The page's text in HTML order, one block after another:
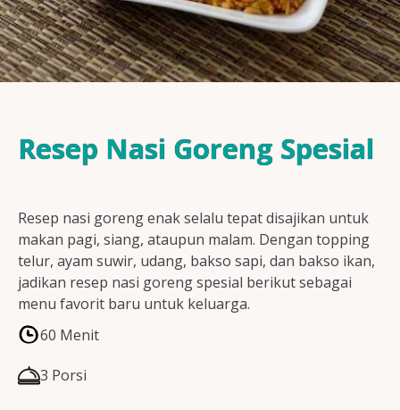
Resep Daging
Resep Ikan
Resep Tempe/Tahu
Resep Nasi Goreng Spesial
Resep nasi goreng enak selalu tepat disajikan untuk
makan pagi, siang, ataupun malam. Dengan topping
telur, ayam suwir, udang, bakso sapi, dan bakso ikan,
jadikan resep nasi goreng spesial berikut sebagai
menu favorit baru untuk keluarga.
60 Menit
3 Porsi